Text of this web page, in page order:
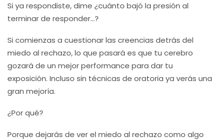
Si ya respondiste, dime ¿cuánto bajó la presión al
terminar de responder…?
Si comienzas a cuestionar las creencias detrás del
miedo al rechazo, lo que pasará es que tu cerebro
gozará de un mejor performance para dar tu
exposición. Incluso sin técnicas de oratoria ya verás una
gran mejoría.
¿Por qué?
Porque dejarás de ver el miedo al rechazo como algo